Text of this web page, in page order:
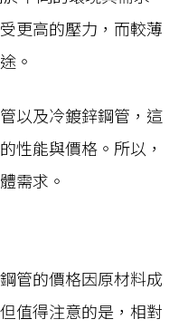
更高的壓力，而較薄
。
以及冷鍍鋅鋼管，這
性能與價格。所以，
需求。
管的價格因原材料成
值得注意的是，相對